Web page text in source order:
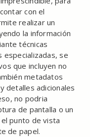
con el
realizar un
la información
técnicas
se
que incluyen no
metadatos
detalles adicionales
no podria
de pantalla o un
punto de vista
de papel.